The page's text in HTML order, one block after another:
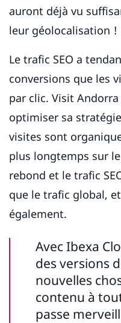
auront déjà vu
leur géolocalisation !
Le trafic SEO a
conversions que les
par clic. Visit
optimiser sa
visites sont
plus longtemps sur
rebond et le trafic
que le trafic global,
également.
Avec Ibexa
des versions
nouvelles
contenu à
passe